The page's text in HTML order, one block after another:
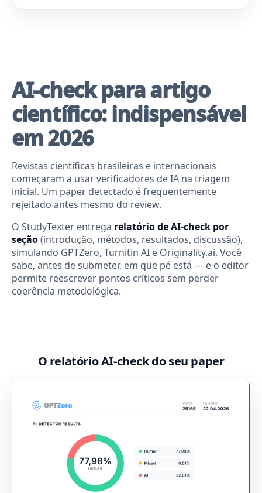
AI-check para artigo
científico: indispensável
em 2026
Revistas científicas brasileiras e internacionais
começaram a usar verificadores de IA na triagem
inicial. Um paper detectado é frequentemente
rejeitado antes mesmo do review.
O StudyTexter entrega relatório de AI-check por
seção(introdução, métodos, resultados, discussão),
simulando GPTZero, Turnitin AI e Originality.ai. Você
sabe, antes de submeter, em que pé está — e o editor
permite reescrever pontos críticos sem perder
coerência metodológica.
O relatório AI-check do seu paper